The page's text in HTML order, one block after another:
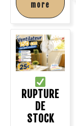
more
RUPTURE
DE
STOCK